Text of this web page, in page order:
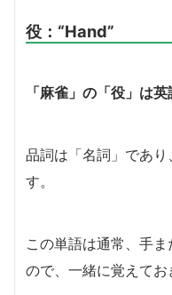
役： “Hand”
「麻雀」の「役」は
品詞は「名詞」であ
す。
この単語は通常、手
ので、一緒に覚えてお